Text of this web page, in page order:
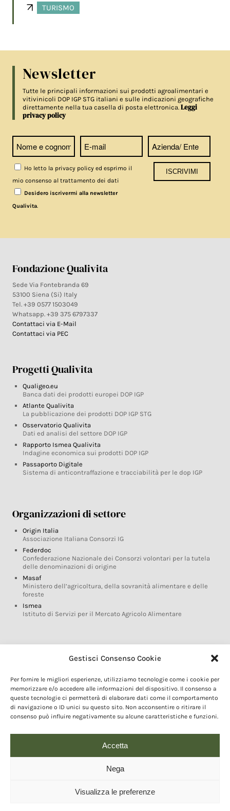
Gestisci Consenso Cookie
Per fornire le migliori esperienze, utilizziamo tecnologie come i cookie per
memorizzare e/o accedere alle informazioni del dispositivo. Il consenso a
queste tecnologie ci permetterà di elaborare dati come il comportamento
di navigazione o ID unici su questo sito. Non acconsentire o ritirare il
consenso può influire negativamente su alcune caratteristiche e funzioni.
Accetta
Nega
Visualizza le preferenze
TURISMO
Newsletter
Tutte le principali informazioni sui prodotti agroalimentari e
vitivinicoli DOP IGP STG italiani e sulle indicazioni geografiche
direttamente nella tua casella di posta elettronica.Leggi
privacy policy
Ho letto la privacy policy ed esprimo il
mio consenso al trattamento dei dati
Desidero iscrivermi alla newsletter
Qualivita.
Fondazione Qualivita
Sede Via Fontebranda 69
53100 Siena (Si) Italy
Tel. +39 0577 1503049
Whatsapp. +39 375 6797337
Contattaci via E-Mail
Contattaci via PEC
Progetti Qualivita
Qualigeo.eu
Banca dati dei prodotti europei DOP IGP
Atlante Qualivita
La pubblicazione dei prodotti DOP IGP STG
Osservatorio Qualivita
Dati ed analisi del settore DOP IGP
Rapporto Ismea Qualivita
Indagine economica sui prodotti DOP IGP
Passaporto Digitale
Sistema di anticontraffazione e tracciabilità per le dop IGP
Organizzazioni di settore
Origin Italia
Associazione Italiana Consorzi IG
Federdoc
Confederazione Nazionale dei Consorzi volontari per la tutela
delle denominazioni di origine
Masaf
Ministero dell’agricoltura, della sovranità alimentare e delle
foreste
Ismea
Istituto di Servizi per il Mercato Agricolo Alimentare
Glossario DOP IGP
Marchi DOP IGP
Normativa prodotti DOP IGP
Consorzi di Tutela
Farm To Fork e prodotti DOP IGP